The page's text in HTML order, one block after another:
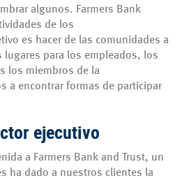
algunos. Farmers Bank
de los
es hacer de las comunidades a
lugares para los empleados, los
los miembros de la
a encontrar formas de participar
ejecutivo
a Farmers Bank and Trust, un
ha dado a nuestros clientes la